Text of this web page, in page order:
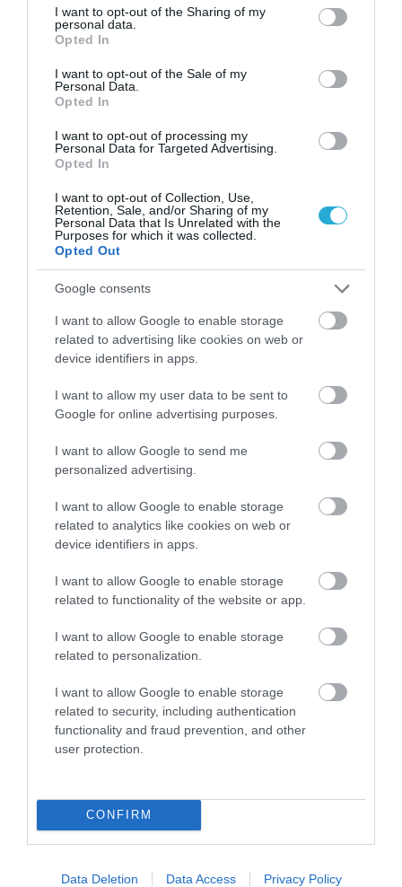
not limited to your visit or usage behaviour. You may click to
grant or deny consent to Google and its third-party tags to
use your data for below specified purposes in below Google
consent section.
I want to opt-out of the Sharing of my
personal data.
Opted In
I want to opt-out of the Sale of my
Personal Data.
Opted In
I want to opt-out of processing my
Personal Data for Targeted Advertising.
Opted In
I want to opt-out of Collection, Use,
Retention, Sale, and/or Sharing of my
Personal Data that Is Unrelated with the
Purposes for which it was collected.
Opted Out
Google consents
I want to allow Google to enable storage
related to advertising like cookies on web or
device identifiers in apps.
I want to allow my user data to be sent to
Google for online advertising purposes.
I want to allow Google to send me
personalized advertising.
I want to allow Google to enable storage
related to analytics like cookies on web or
device identifiers in apps.
I want to allow Google to enable storage
related to functionality of the website or app.
I want to allow Google to enable storage
related to personalization.
I want to allow Google to enable storage
related to security, including authentication
functionality and fraud prevention, and other
user protection.
CONFIRM
Data Deletion Data Access Privacy Policy
Συνταγή: Καλοκαιρινή σαλάτα με τοματίνια,
φρέσκια μοτσαρέλα και πέστο βασιλικού
Συνταγή: Πώς θα φτιάξετε σπιτικό New York
cheesecake
Συνταγή: Κολοκυθόπιτα με ρύζι και
αρωματικά